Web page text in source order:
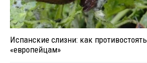
Испанские слизни: как
«европейцам»